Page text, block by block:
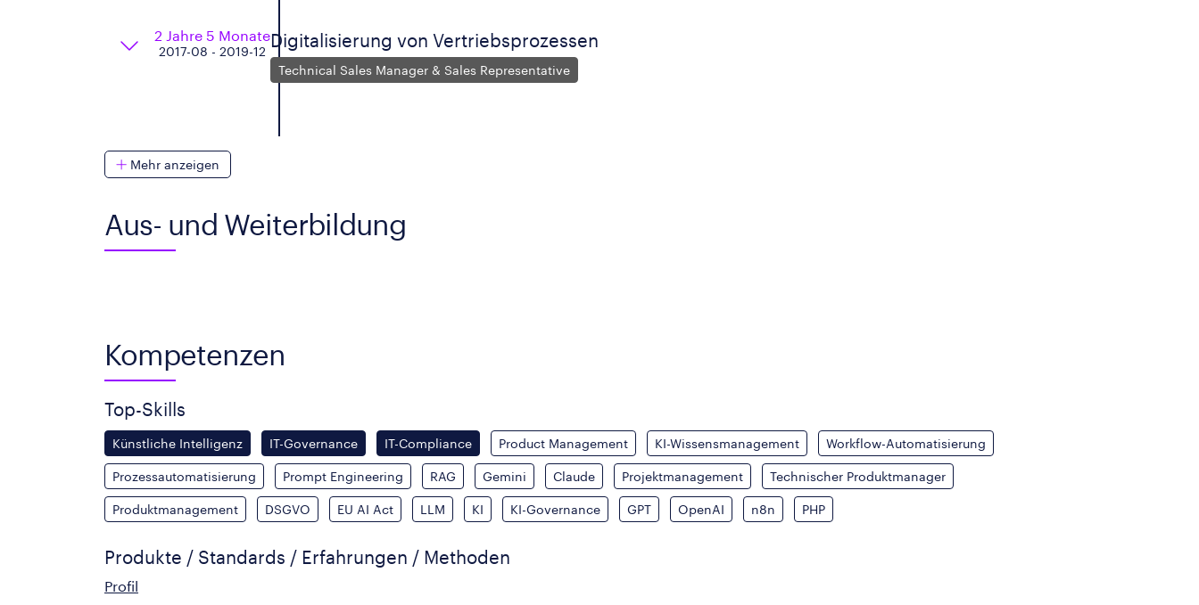
2 Jahre 5 Monate
2017-08 - 2019-12
Digitalisierung von Vertriebsprozessen
Technical Sales Manager & Sales Representative
Mehr anzeigen
Aus- und Weiterbildung
Kompetenzen
Top-Skills
Künstliche Intelligenz IT-Governance IT-Compliance Product Management KI-Wissensmanagement Workflow-Automatisierung
Prozessautomatisierung Prompt Engineering RAG Gemini Claude Projektmanagement Technischer Produktmanager
Produktmanagement DSGVO EU AI Act LLM KI KI-Governance GPT OpenAI n8n PHP
Produkte / Standards / Erfahrungen / Methoden
Profil